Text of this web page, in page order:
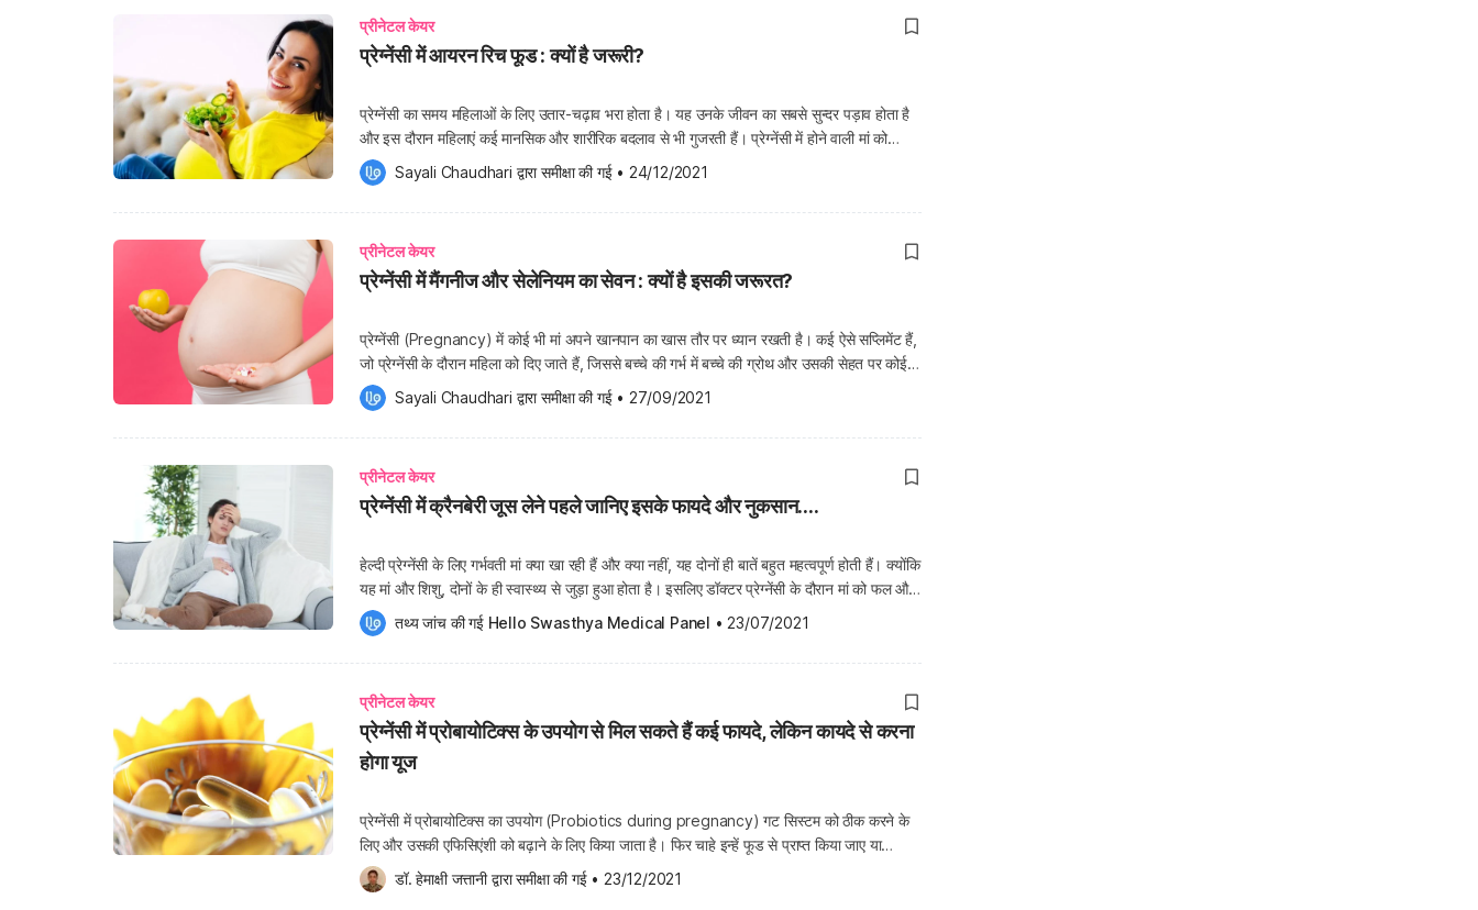
प्रीनेटल केयर
प्रेग्नेंसी में आयरन रिच फूड : क्यों है जरूरी?
प्रेग्नेंसी का समय महिलाओं के लिए उतार-चढ़ाव भरा होता है। यह उनके जीवन का सबसे सुन्दर पड़ाव होता है
और इस दौरान महिलाएं कई मानसिक और शारीरिक बदलाव से भी गुजरती हैं। प्रेग्नेंसी में होने वाली मां को
लगभग रोजाना अतिरिक्त कैलोरीज की जरूरत पड़ती है। गर्भवती महिलाओं के लिए न्यूट्रिएंट रिच और हेल्दी
डायट […]
Sayali Chaudhari द्वारा समीक्षा की गई • 24/12/2021
प्रीनेटल केयर
प्रेग्नेंसी में मैंगनीज और सेलेनियम का सेवन : क्यों है इसकी जरूरत?
प्रेग्नेंसी (Pregnancy) में कोई भी मां अपने खानपान का खास तौर पर ध्यान रखती है। कई ऐसे सप्लिमेंट हैं,
जो प्रेग्नेंसी के दौरान महिला को दिए जाते हैं, जिससे बच्चे की गर्भ में बच्चे की ग्रोथ और उसकी सेहत पर कोई
तकलीफ ना आए। इनमें से कुछ सप्लिमेंट ऐसे होते हैं, जो बच्चे को भविष्य […]
Sayali Chaudhari द्वारा समीक्षा की गई • 27/09/2021
प्रीनेटल केयर
प्रेग्नेंसी में क्रैनबेरी जूस लेने पहले जानिए इसके फायदे और नुकसान....
हेल्दी प्रेग्नेंसी के लिए गर्भवती मां क्या खा रही हैं और क्या नहीं, यह दोनों ही बातें बहुत महत्वपूर्ण होती हैं। क्योंकि
यह मां और शिशु, दोनों के ही स्वास्थ्य से जुड़ा हुआ होता है। इसलिए डॉक्टर प्रेग्नेंसी के दौरान मां को फल और
सब्जियों के सेवन लिए ज्यादा जोर देते हैं। अगर हम फलों […]
तथ्य जांच की गई Hello Swasthya Medical Panel • 23/07/2021
प्रीनेटल केयर
प्रेग्नेंसी में प्रोबायोटिक्स के उपयोग से मिल सकते हैं कई फायदे, लेकिन कायदे से करना
होगा यूज
प्रेग्नेंसी में प्रोबायोटिक्स का उपयोग (Probiotics during pregnancy) गट सिस्टम को ठीक करने के
लिए और उसकी एफिसिएंशी को बढ़ाने के लिए किया जाता है। फिर चाहे इन्हें फूड से प्राप्त किया जाए या
सप्लिमेंट्स से। प्रोबायोटिक्स (Probiotics) खराब बैक्टीरिया की उपस्थिति को कम करने में मदद करते हैं।
ये इंटेस्टाइन में फूड को मूव […]
डॉ. हेमाक्षी जत्तानी द्वारा समीक्षा की गई • 23/12/2021